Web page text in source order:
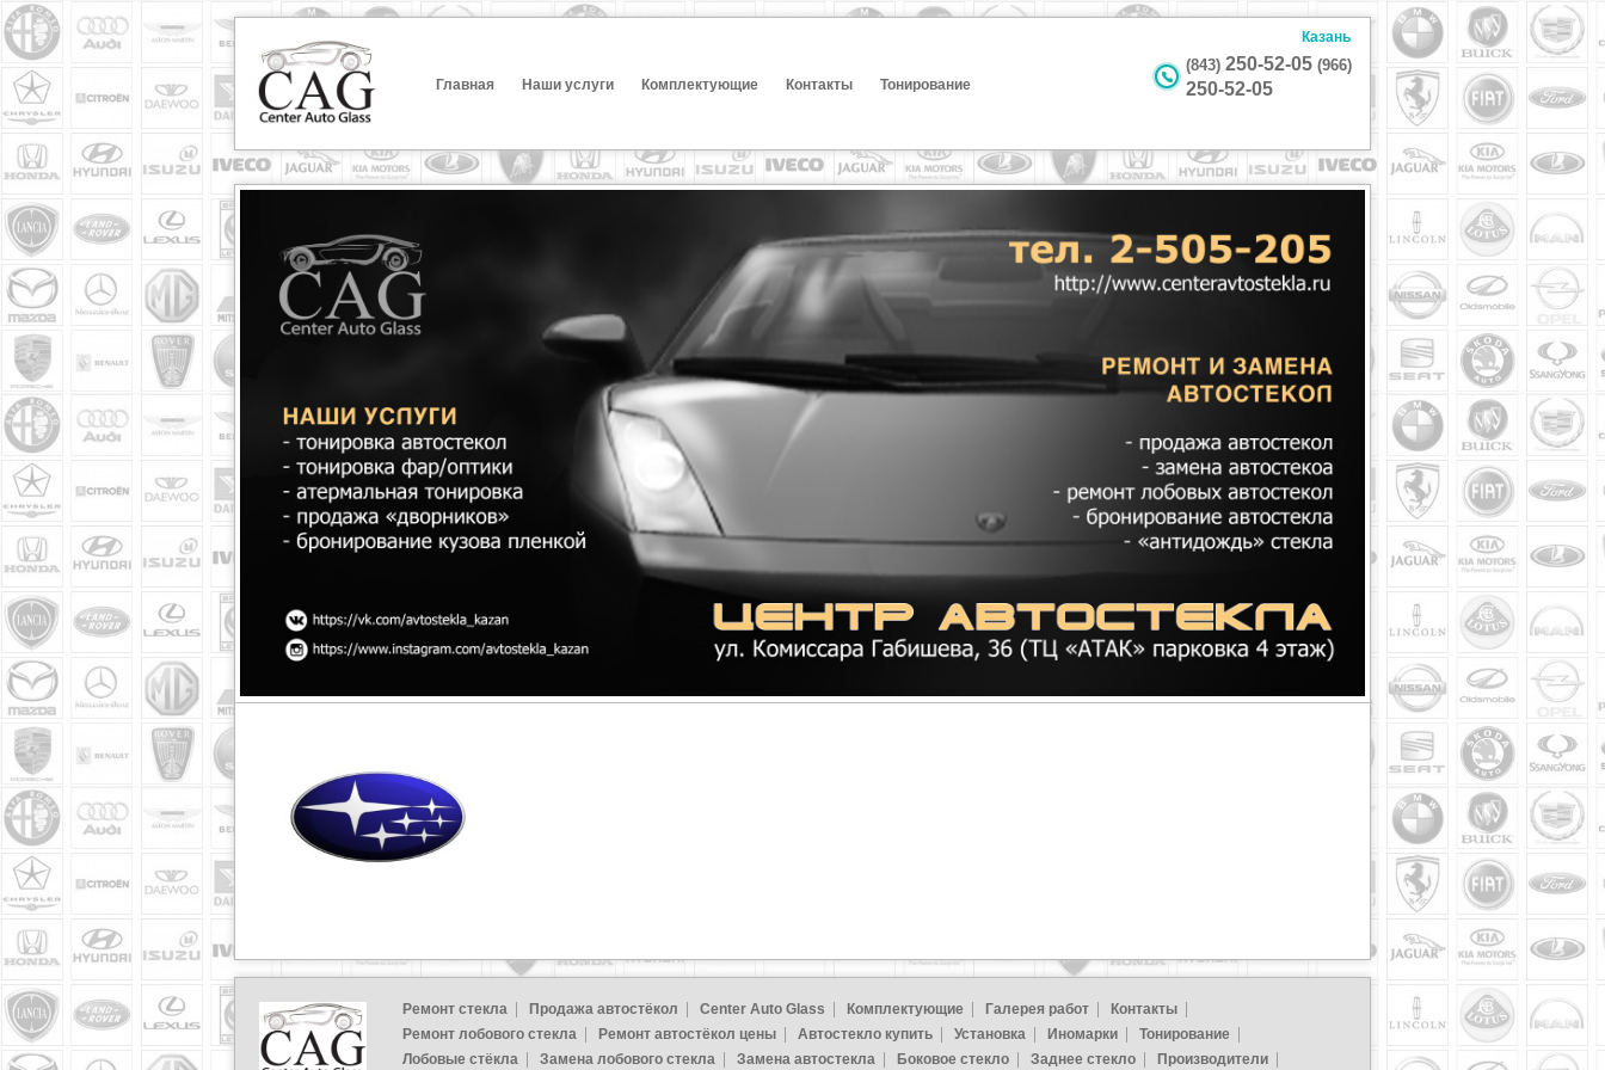
Главная Наши услуги Комплектующие Контакты Тонирование
Казань
(843) 250-52-05 (966)
250-52-05
Ремонт стекла Продажа автостёкол Center Auto Glass Комплектующие Галерея работ
Контакты
Ремонт лобового стекла
Ремонт автостёкол цены Автостекло купить Установка Иномарки
Тонирование
Лобовые стёкла
Замена лобового стекла Замена автостекла Боковое стекло Заднее стекло Производители